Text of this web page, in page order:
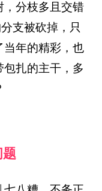
分枝多且交错
支被砍掉，只
当年的精彩，也
扎的主干，多
题